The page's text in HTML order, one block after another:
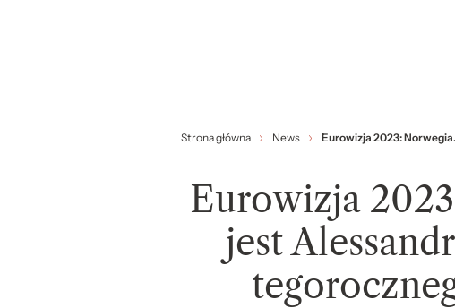
Strona główna News Eurowizja 2023:
Eurowizja
jest